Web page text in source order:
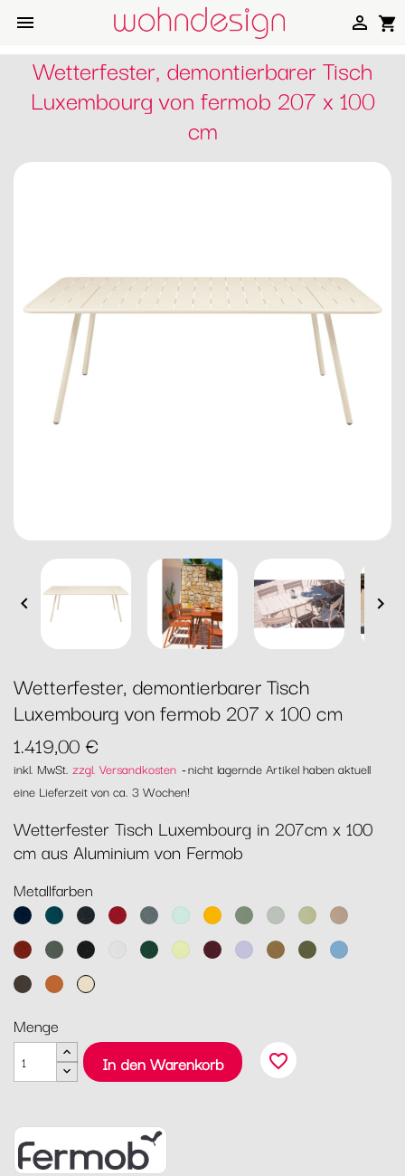
 shopping_cart

Wetterfester, demontierbarer Tisch
Luxembourg von fermob 207 x 100
cm
 
Wetterfester, demontierbarer Tisch
Luxembourg von fermob 207 x 100 cm
1.419,00 €
inkl. MwSt. zzgl. Versandkosten nicht lagernde Artikel haben aktuell
eine Lieferzeit von ca. 3 Wochen!
Wetterfester Tisch Luxembourg in 207cm x 100
cm aus Aluminium von Fermob
Metallfarben
AbyssblauAcapulcoblau
Anthrazit
Chili Gewittergrau
Gletscherminze
HonigKaktusLehmgrau
LindgrünMuskat
OckerRosmarin
Lakritz Baumwollweiß
Zederngrün
Zitronensorbet
Schwarzkirsche
Marshmallo
Lebkuchen
PestoMaya
TonkaKandierte
Latte-
Menge
In den Warenkorb
favorite_border